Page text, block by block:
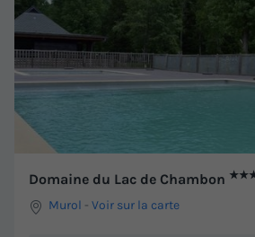
Domaine du Lac de Chambon
Murol -Voir sur la carte